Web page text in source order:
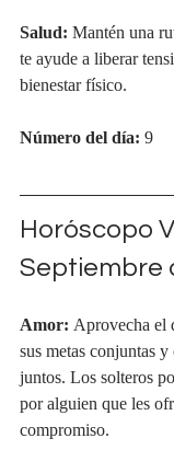
Salud: Mantén una
te ayude a liberar
bienestar físico.
Número del día: 9
Horóscopo
Septiembre
Amor: Aprovecha el
sus metas conjuntas
juntos. Los solteros
por alguien que les
compromiso.